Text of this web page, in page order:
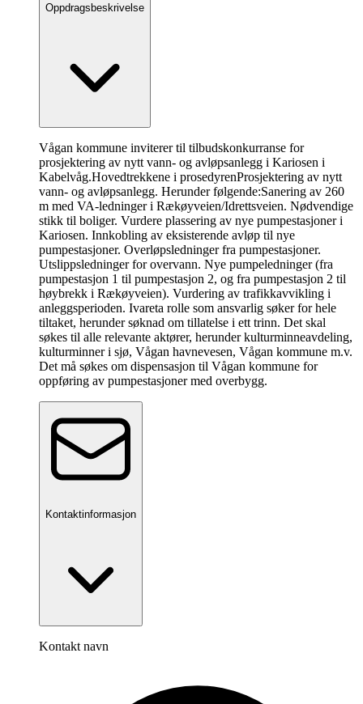
Oppdragsbeskrivelse
Vågan kommune inviterer til tilbudskonkurranse for
prosjektering av nytt vann- og avløpsanlegg i Kariosen i
Kabelvåg.Hovedtrekkene i prosedyrenProsjektering av nytt
vann- og avløpsanlegg. Herunder følgende:Sanering av 260
m med VA-ledninger i Rækøyveien/Idrettsveien. Nødvendige
stikk til boliger. Vurdere plassering av nye pumpestasjoner i
Kariosen. Innkobling av eksisterende avløp til nye
pumpestasjoner. Overløpsledninger fra pumpestasjoner.
Utslippsledninger for overvann. Nye pumpeledninger (fra
pumpestasjon 1 til pumpestasjon 2, og fra pumpestasjon 2 til
høybrekk i Rækøyveien). Vurdering av trafikkavvikling i
anleggsperioden. Ivareta rolle som ansvarlig søker for hele
tiltaket, herunder søknad om tillatelse i ett trinn. Det skal
søkes til alle relevante aktører, herunder kulturminneavdeling,
kulturminner i sjø, Vågan havnevesen, Vågan kommune m.v.
Det må søkes om dispensasjon til Vågan kommune for
oppføring av pumpestasjoner med overbygg.
Kontaktinformasjon
Kontakt navn